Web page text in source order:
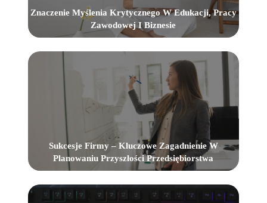
Znaczenie Myślenia Krytycznego W Edukacji, Pracy
Zawodowej I Biznesie
Sukcesje Firmy – Kluczowe Zagadnienie W
Planowaniu Przyszłości Przedsiębiorstwa